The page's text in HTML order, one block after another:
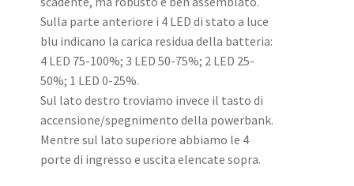
Sulla parte anteriore i 4 LED di stato a luce
blu indicano la carica residua della batteria:
4 LED 75-100%; 3 LED 50-75%; 2 LED 25-
50%; 1 LED 0-25%.
Sul lato destro troviamo invece il tasto di
accensione/spegnimento della powerbank.
Mentre sul lato superiore abbiamo le 4
porte di ingresso e uscita elencate sopra.